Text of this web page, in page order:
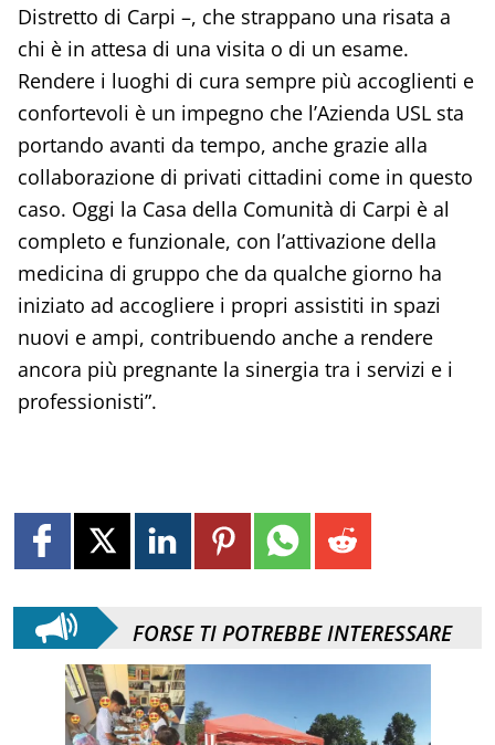
Distretto di Carpi –, che strappano una risata a
chi è in attesa di una visita o di un esame.
Rendere i luoghi di cura sempre più accoglienti e
confortevoli è un impegno che l’Azienda USL sta
portando avanti da tempo, anche grazie alla
collaborazione di privati cittadini come in questo
caso. Oggi la Casa della Comunità di Carpi è al
completo e funzionale, con l’attivazione della
medicina di gruppo che da qualche giorno ha
iniziato ad accogliere i propri assistiti in spazi
nuovi e ampi, contribuendo anche a rendere
ancora più pregnante la sinergia tra i servizi e i
professionisti”.
FORSE TI POTREBBE INTERESSARE